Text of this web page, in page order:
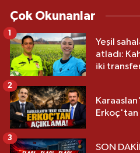
Çok Okunanlar
Yeşil
atladı:
iki
1
Erkoç'tan
2
SON
3